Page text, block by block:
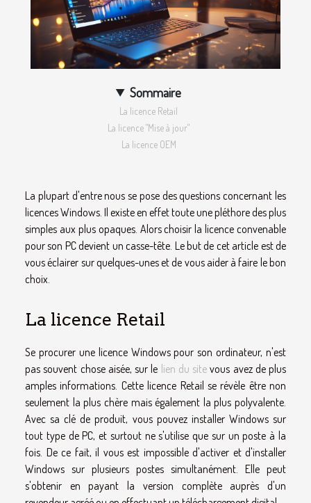
Sommaire
La licence Retail
La licence "Mise à jour"
La licence OEM
La plupart d'entre nous se pose des questions concernant les
licences Windows. Il existe en effet toute une pléthore des plus
simples aux plus opaques. Alors choisir la licence convenable
pour son PC devient un casse-tête. Le but de cet article est de
vous éclairer sur quelques-unes et de vous aider à faire le bon
choix.
La licence Retail
Se procurer une licence Windows pour son ordinateur, n'est
pas souvent chose aisée, sur le lien du site vous avez de plus
amples informations. Cette licence Retail se révèle être non
seulement la plus chère mais également la plus polyvalente.
Avec sa clé de produit, vous pouvez installer Windows sur
tout type de PC, et surtout ne s'utilise que sur un poste à la
fois. De ce fait, il vous est impossible d'activer et d'installer
Windows sur plusieurs postes simultanément. Elle peut
s'obtenir en payant la version complète auprès d'un